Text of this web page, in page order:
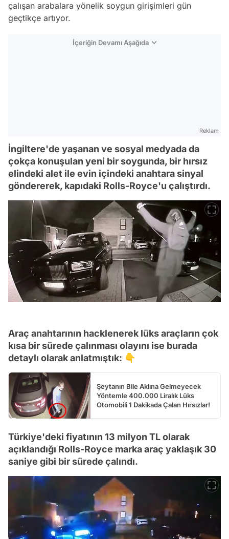
çalışan arabalara yönelik soygun girişimleri gün
geçtikçe artıyor.
İçeriğin Devamı Aşağıda
Reklam
İngiltere'de yaşanan ve sosyal medyada da
çokça konuşulan yeni bir soygunda, bir hırsız
elindeki alet ile evin içindeki anahtara sinyal
göndererek, kapıdaki Rolls-Royce'u çalıştırdı.
Araç anahtarının hacklenerek lüks araçların çok
kısa bir sürede çalınması olayını ise burada
detaylı olarak anlatmıştık: 👇
Şeytanın Bile Aklına Gelmeyecek
Yöntemle 400.000 Liralık Lüks
Otomobili 1 Dakikada Çalan Hırsızlar!
Türkiye'deki fiyatının 13 milyon TL olarak
açıklandığı Rolls-Royce marka araç yaklaşık 30
saniye gibi bir sürede çalındı.